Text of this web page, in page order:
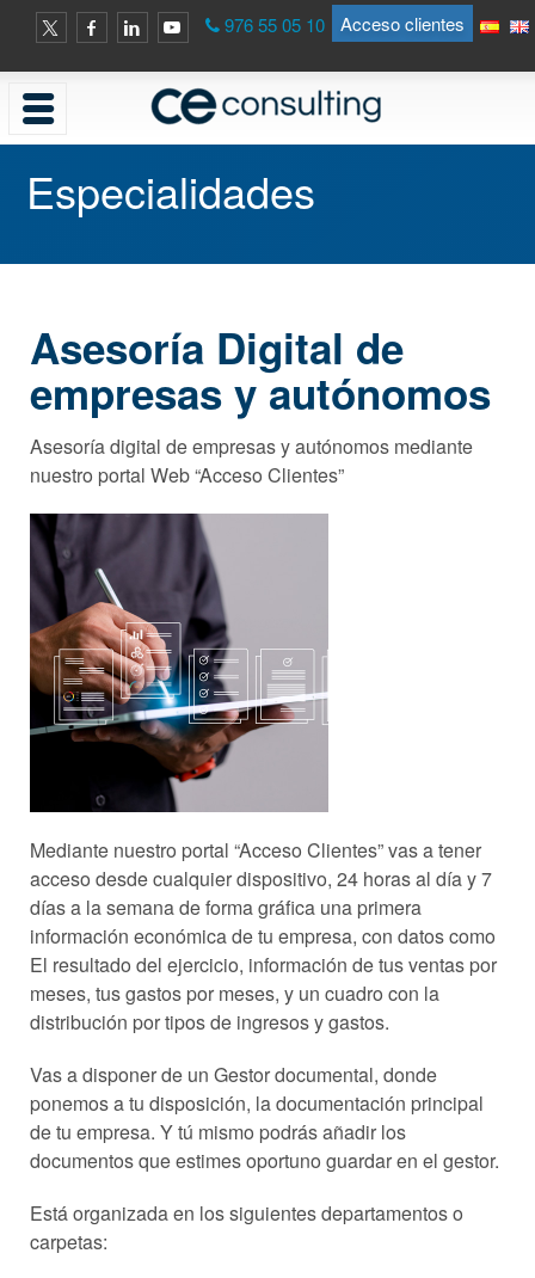
976 55 05 10 Acceso clientes
Especialidades
Asesoría Digital de
empresas y autónomos
Asesoría digital de empresas y autónomos mediante
nuestro portal Web “Acceso Clientes”
Mediante nuestro portal “Acceso Clientes” vas a tener
acceso desde cualquier dispositivo, 24 horas al día y 7
días a la semana de forma gráfica una primera
información económica de tu empresa, con datos como
El resultado del ejercicio, información de tus ventas por
meses, tus gastos por meses, y un cuadro con la
distribución por tipos de ingresos y gastos.
Vas a disponer de un Gestor documental, donde
ponemos a tu disposición, la documentación principal
de tu empresa. Y tú mismo podrás añadir los
documentos que estimes oportuno guardar en el gestor.
Está organizada en los siguientes departamentos o
carpetas: